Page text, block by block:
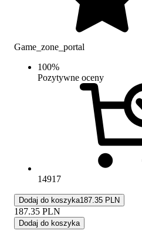
Game_zone_portal
100%
Pozytywne oceny
14917
Dodaj do koszyka187.35 PLN
187.35 PLN
Dodaj do koszyka